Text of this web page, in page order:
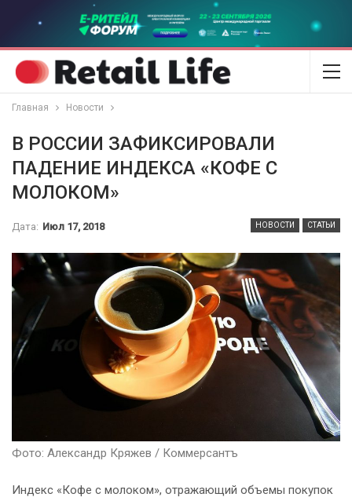
Главная Новости
В РОССИИ ЗАФИКСИРОВАЛИ
ПАДЕНИЕ ИНДЕКСА «КОФЕ С
МОЛОКОМ»
НОВОСТИ СТАТЬИ
Дата: Июл 17, 2018
Фото: Александр Кряжев / Коммерсантъ
Индекс «Кофе с молоком», отражающий объемы покупок